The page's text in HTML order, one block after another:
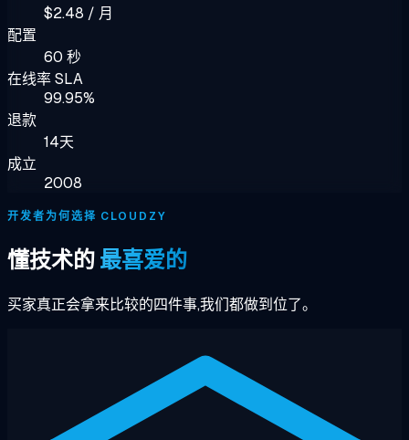
$2.48 / 月
配置
60 秒
在线率 SLA
99.95%
退款
14天
成立
2008
开发者为何选择 CLOUDZY
懂技术的最喜爱的
买家真正会拿来比较的四件事,我们都做到位了。